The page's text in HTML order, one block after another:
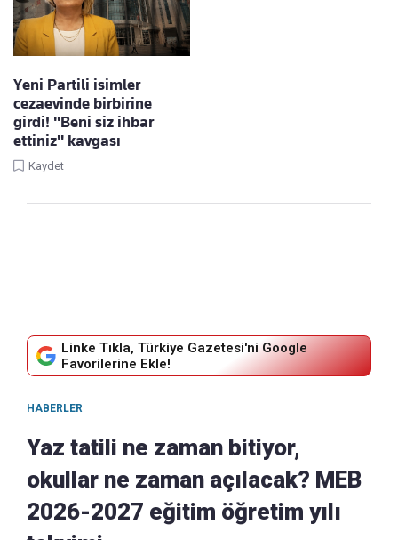
Yeni Partili isimler
cezaevinde birbirine
girdi! "Beni siz ihbar
ettiniz" kavgası
Kaydet
Linke Tıkla, Türkiye Gazetesi'ni Google
Favorilerine Ekle!
HABERLER
Yaz tatili ne zaman bitiyor,
okullar ne zaman açılacak? MEB
2026-2027 eğitim öğretim yılı